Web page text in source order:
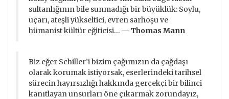
sultanlığının bile sunmadığı bir büyüklük: Soylu,
uçarı, ateşli yükseltici, evren sarhoşu ve
hümanist kültür eğiticisi… — Thomas Mann
Biz eğer Schiller’i bizim çağımızın da çağdaşı
olarak korumak istiyorsak, eserlerindeki tarihsel
sürecin hayırsızlığı hakkında gerçekçi bir bilinci
kanıtlayan unsurları öne çıkarmak zorundayız,